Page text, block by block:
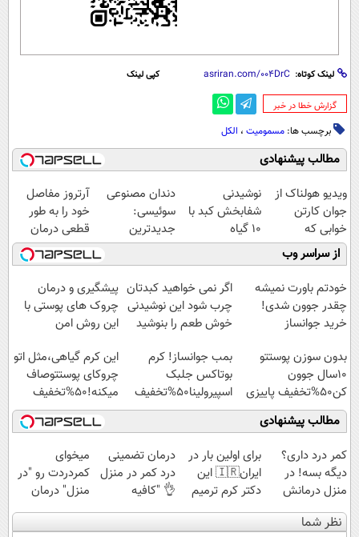
لینک کوتاه: کپی لینک
‌گزارش خطا در خبر
برچسب ها: مسمومیت ، الکل
مطالب پیشنهادی
ویدیو هولناک از
جوان کارتن
خوابی که
میلیاردر شد.
آموزش رایگان
نوشیدنی
شفابخش کبد با
10 گیاه
موثر(تخفیف تا
امشب)
دندان مصنوعی
سوئیسی:
جدیدترین
فناوری اروپا،
سبک و مقاوم |
پرداخت قسطی
آرتروز مفاصل
خود را به طور
قطعی درمان
کنید!
◗پرسش‌نامه◖
از سراسر وب
خودتم باورت نمیشه
چقدر جوون شدی!
خرید جوانساز
ویژه
اگر نمی خواهید کبدتان
چرب شود این نوشیدنی
خوش طعم را بنوشید
پیشگیری و درمان
چروک های پوستی با
این روش امن
بدون سوزن پوستتو
10سال جوون
کن50%تخفیف پاییزی
بمب جوانساز! کرم
بوتاکس جلبک
اسپیرولینا50%تخفیف
این کرم گیاهی،مثل اتو
چروکای پوستتوصاف
میکنه!50%تخفیف
مطالب پیشنهادی
کمر درد داری؟
دیگه بسه! در
منزل درمانش
کن
(◀پرسش‌نامه)
برای اولین بار در
ایران🇮🇷 این
دکتر کرم ترمیم
کننده 23 روزه
ساخت!
درمان تضمینی
درد کمر در منزل
👌 "کافیه
پرسش‌نامه رو پر
کنی"
میخوای
کمردردت رو "در
منزل" درمان
کنی؟ (◂فیلم +
◂پرسش‌نامه)
نظر شما